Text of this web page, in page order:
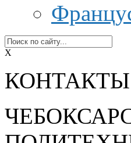
X
КОНТАКТЫ